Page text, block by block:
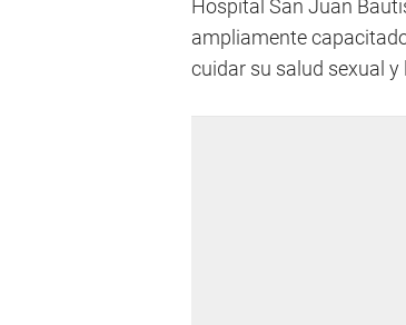
Hospital San Juan
ampliamente
cuidar su salud sexual y